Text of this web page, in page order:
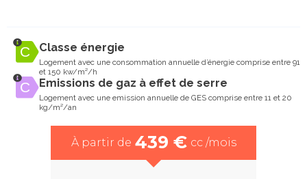
Classe énergie
Logement avec une consommation annuelle d’énergie comprise entre 91
et 150 kw/m²/h
Emissions de gaz à effet de serre
Logement avec une emission annuelle de GES comprise entre 11 et 20
kg/m²/an
À partir de 439 € cc /mois